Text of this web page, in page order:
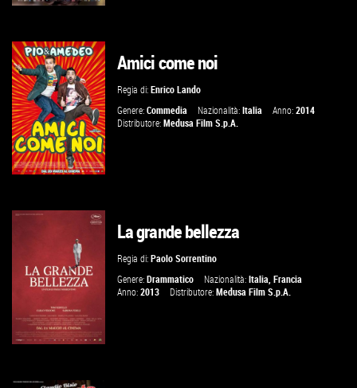
VAI ALLA SCHEDA
VAI ALLA SCHEDA
Amici come noi
Regia di:Enrico Lando
Genere:Commedia Nazionalità:Italia Anno:2014
Distributore:Medusa Film S.p.A.
La grande bellezza
Regia di:Paolo Sorrentino
Genere:Drammatico Nazionalità:Italia,Francia
Anno:2013 Distributore:Medusa Film S.p.A.